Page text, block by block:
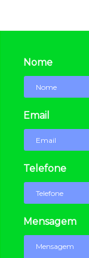
Nome
Email
Telefone
Mensagem